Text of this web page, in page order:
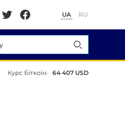
UA RU
Курс Біткоїн: 64 407 USD